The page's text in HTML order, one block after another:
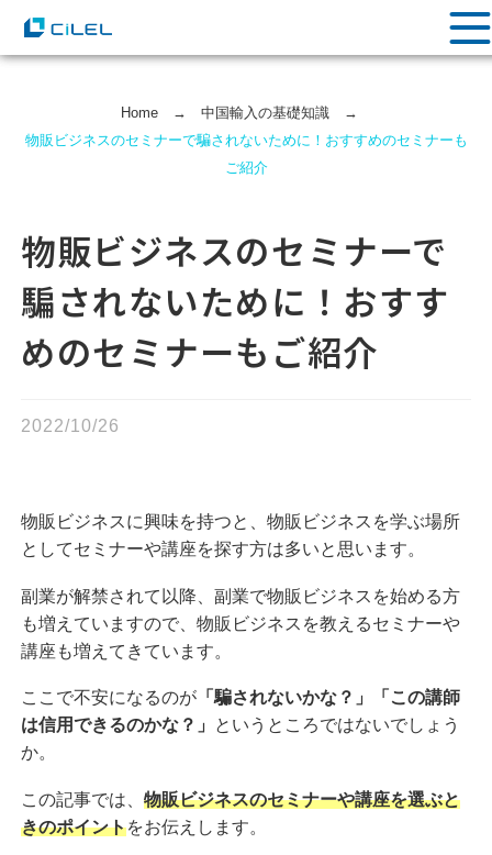
Home→ 中国輸⼊の基礎知識→
物販ビジネスのセミナーで騙されないために！おすすめのセミナーも
ご紹介
物販ビジネスのセミナーで
騙されないために！おすす
めのセミナーもご紹介
2022/10/26
物販ビジネスに興味を持つと、物販ビジネスを学ぶ場所
としてセミナーや講座を探す方は多いと思います。
副業が解禁されて以降、副業で物販ビジネスを始める方
も増えていますので、物販ビジネスを教えるセミナーや
講座も増えてきています。
ここで不安になるのが 「騙されないかな？」「この講師
は信用できるのかな？」
というところではないでしょう
か。
この記事では、 物販ビジネスのセミナーや講座を選ぶと
きのポイントをお伝えします。